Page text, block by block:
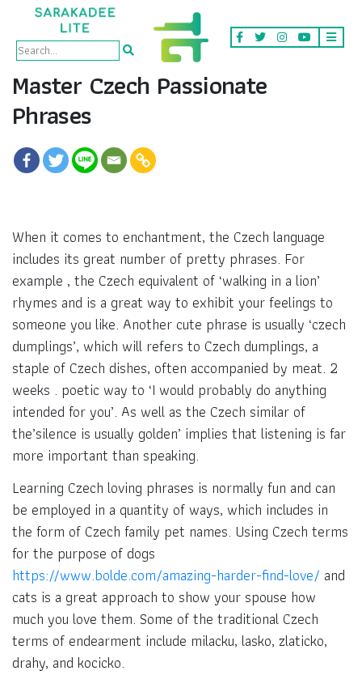
Master Czech Passionate
Phrases
When it comes to enchantment, the Czech language
includes its great number of pretty phrases. For
example , the Czech equivalent of ‘walking in a lion’
rhymes and is a great way to exhibit your feelings to
someone you like. Another cute phrase is usually ‘czech
dumplings’, which will refers to Czech dumplings, a
staple of Czech dishes, often accompanied by meat. 2
weeks . poetic way to ‘I would probably do anything
intended for you’. As well as the Czech similar of
the’silence is usually golden’ implies that listening is far
more important than speaking.
Learning Czech loving phrases is normally fun and can
be employed in a quantity of ways, which includes in
the form of Czech family pet names. Using Czech terms
for the purpose of dogs
https://www.bolde.com/amazing-harder-find-love/ and
cats is a great approach to show your spouse how
much you love them. Some of the traditional Czech
terms of endearment include milacku, lasko, zlaticko,
drahy, and kocicko.